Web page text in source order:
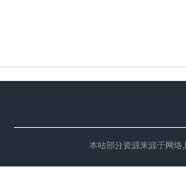
本站部分资源来源于网